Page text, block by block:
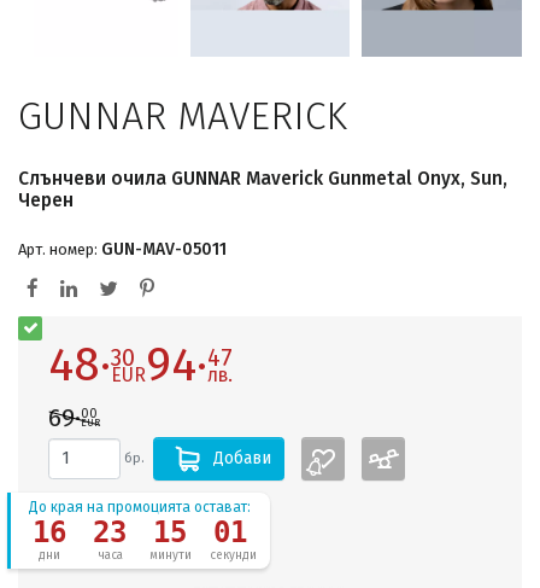
GUNNAR MAVERICK
Слънчеви очила GUNNAR Maverick Gunmetal Onyx, Sun,
Черен
Арт. номер: GUN-MAV-05011
48·30
EUR94·47
лв.
69·00
EUR
бр. Добави
До края на промоцията остават:
16
дни
23
часа
15
минути
00
секунди